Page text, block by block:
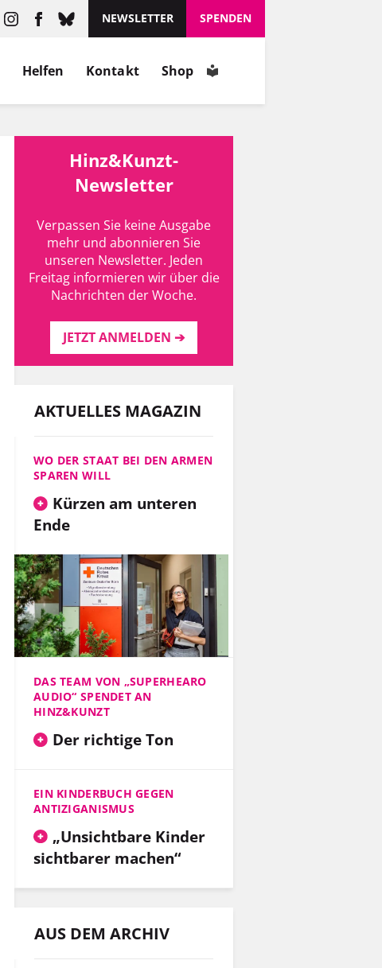
NEWSLETTER SPENDEN
Helfen Kontakt Shop
Hinz&Kunzt-
Newsletter
Verpassen Sie keine Ausgabe
mehr und abonnieren Sie
unseren Newsletter. Jeden
Freitag informieren wir über die
Nachrichten der Woche.
JETZT ANMELDEN ➔
AKTUELLES MAGAZIN
WO DER STAAT BEI DEN ARMEN
SPAREN WILL
Kürzen am unteren
Ende
DAS TEAM VON „SUPERHEARO
AUDIO“ SPENDET AN
HINZ&KUNZT
Der richtige Ton
EIN KINDERBUCH GEGEN
ANTIZIGANISMUS
„Unsichtbare Kinder
sichtbarer machen“
AUS DEM ARCHIV